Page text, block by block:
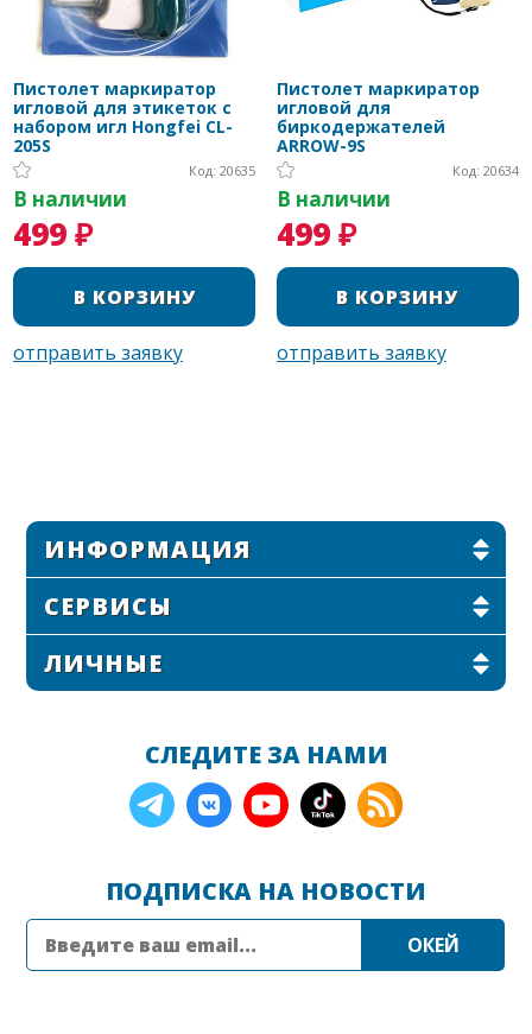
Пистолет маркиратор
игловой для этикеток с
набором игл Hongfei CL-
205S
Код: 20635
В наличии
499 ₽
Пистолет маркиратор
игловой для
биркодержателей
ARROW-9S
Код: 20634
В наличии
499 ₽
ИНФОРМАЦИЯ
СЕРВИСЫ
ЛИЧНЫЕ
СЛЕДИТЕ ЗА НАМИ
ПОДПИСКА НА НОВОСТИ